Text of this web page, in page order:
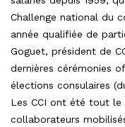
Challenge national du
année qualifiée de
Goguet, président de
dernières cérémonies
élections consulaires
Les CCI ont été tout
collaborateurs